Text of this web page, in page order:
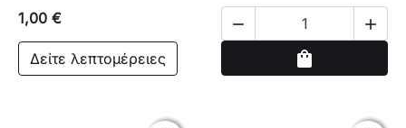
1,00 €
Δείτε λεπτομέρειες
 
shopping_bag